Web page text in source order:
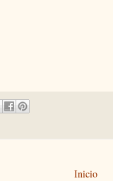
Inicio